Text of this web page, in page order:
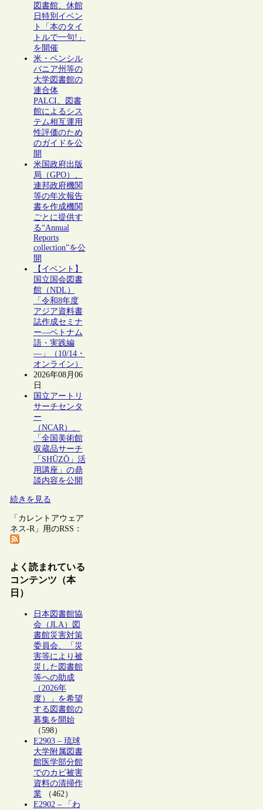
図書館、休館
日特別イベン
ト「本のタイ
トルで一句!」
を開催
米・ペンシル
バニア州等の
大学図書館の
連合体
PALCI、図書
館によるシス
テム相互運用
性評価のため
のガイドを公
開
米国政府出版
局（GPO）、
連邦政府機関
等の年次報告
書を作成機関
ごとに提供す
る“Annual
Reports
collection”を公
開
【イベント】
国立国会図書
館（NDL）
「令和8年度
アジア資料書
誌作成セミナ
ー―ベトナム
語・実践編
―」（10/14・
オンライン）
2026年08月06
日
国立アートリ
サーチセンタ
ー
（NCAR）、
「全国美術館
収蔵品サーチ
「SHŪZŌ」活
用講座」の鼎
談内容を公開
続きを見る
「カレントアウェア
ネス-R」用のRSS：
よく読まれている
コンテンツ（本
日）
日本図書館協
会（JLA）図
書館災害対策
委員会、「災
害等により被
災した図書館
等への助成
（2026年
度）」を希望
する図書館の
募集を開始
（598）
E2903 – 琉球
大学附属図書
館医学部分館
でのカビ被害
資料の清掃作
業（462）
E2902 – 「わ